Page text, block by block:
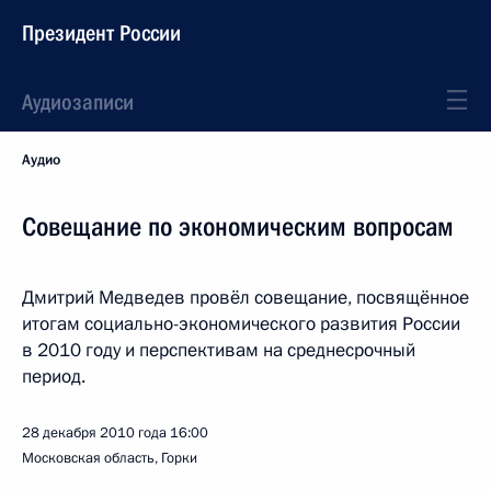
Президент России
Аудиозаписи
Аудио
Совещание по экономическим вопросам
Дмитрий Медведев провёл совещание, посвящённое
итогам социально-экономического развития России
в 2010 году и перспективам на среднесрочный
период.
28 декабря 2010 года 16:00
Московская область, Горки